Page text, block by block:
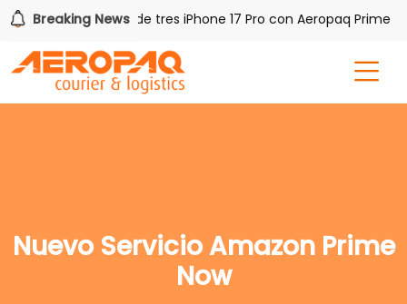
Breaking News
Gana uno de tres iPhone 17 Pro con Aeropaq Prime
Nuevo Servicio Amazon Prime
Now